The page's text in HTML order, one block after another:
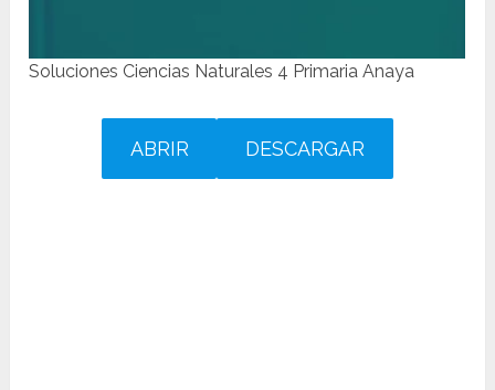
Soluciones Ciencias Naturales 4 Primaria Anaya
ABRIR DESCARGAR